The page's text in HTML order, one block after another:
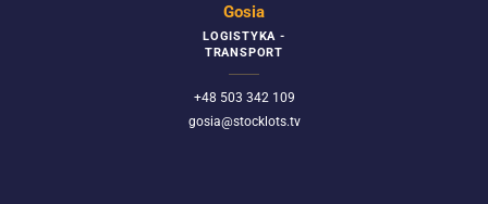
Gosia
LOGISTYKA -
TRANSPORT
+48 503 342 109
gosia@stocklots.tv